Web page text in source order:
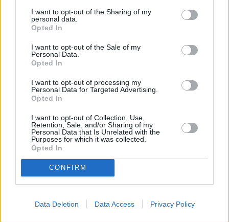
I want to opt-out of the Sharing of my
personal data.
Opted In
I want to opt-out of the Sale of my
Personal Data.
Opted In
I want to opt-out of processing my
Personal Data for Targeted Advertising.
Opted In
I want to opt-out of Collection, Use,
Retention, Sale, and/or Sharing of my
Personal Data that Is Unrelated with the
Purposes for which it was collected.
Opted In
CONFIRM
Data Deletion Data Access Privacy Policy
Czekam aż podróżnicy z momondo opracują Warszawę.